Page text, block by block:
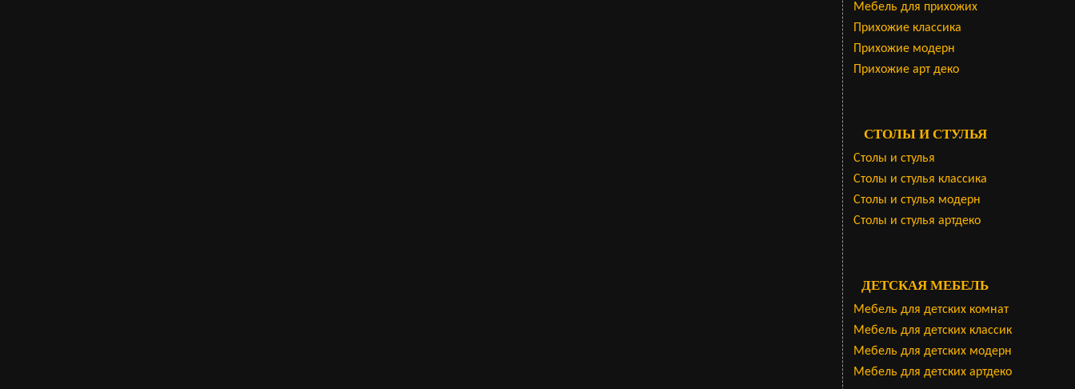
Мебель для прихожих
Прихожие классика
Прихожие модерн
Прихожие арт деко
СТОЛЫ И СТУЛЬЯ
Столы и стулья
Столы и стулья классика
Столы и стулья модерн
Столы и стулья артдеко
ДЕТСКАЯ МЕБЕЛЬ
Мебель для детских комнат
Мебель для детских классик
Мебель для детских модерн
Мебель для детских артдеко